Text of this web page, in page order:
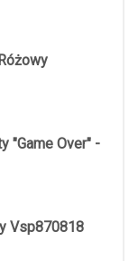
"Game Over" -
Vsp870818